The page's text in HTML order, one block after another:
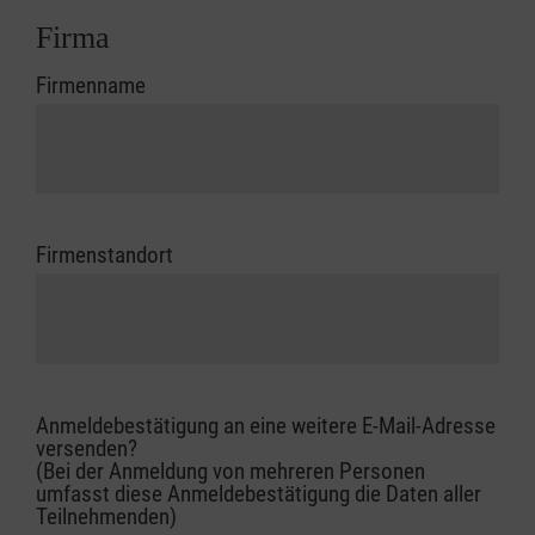
Firma
Firmenname
Firmenstandort
Anmeldebestätigung an eine weitere E-Mail-Adresse
versenden?
(Bei der Anmeldung von mehreren Personen
umfasst diese Anmeldebestätigung die Daten aller
Teilnehmenden)